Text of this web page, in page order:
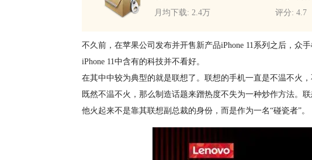
月均下载: 2.4万
评分: 4.7
不久前，在苹果公司发布并开售新产品iPhone 11系列之后，众
iPhone 11中含有的科技并不看好。
在其中中较为典型的就是联想了。联想的手机一直是不温不火
既然不温不火，那么制造话题来蹭热度不失为一种炒作方法。
他火起来不是靠其联想副总裁的身份，而是作为一名“碰瓷者”。